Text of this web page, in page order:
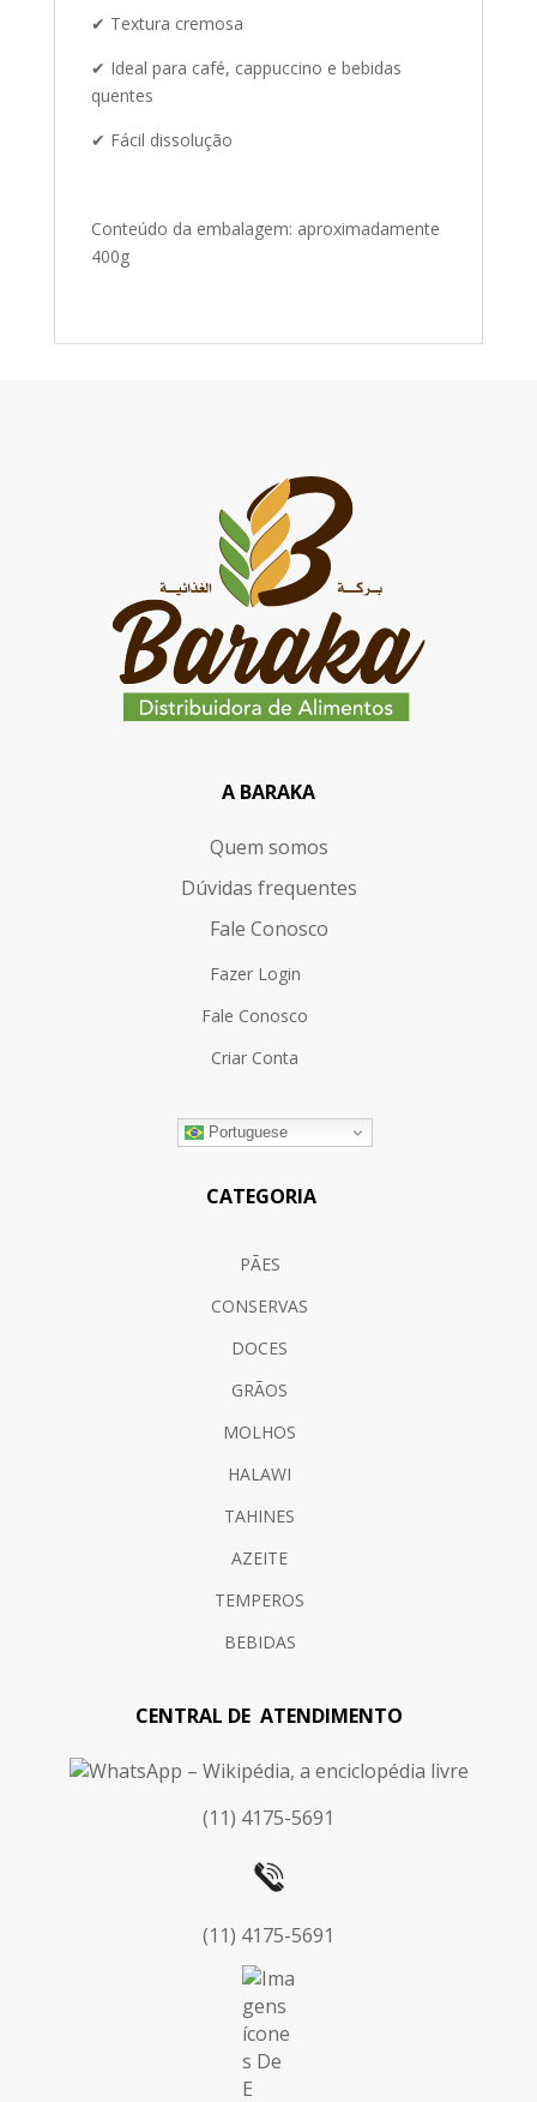
✔ Textura cremosa
✔ Ideal para café, cappuccino e bebidas
quentes
✔ Fácil dissolução
Conteúdo da embalagem: aproximadamente
400g
A BARAKA
Quem somos
Dúvidas frequentes
Fale Conosco
Fazer Login
Fale Conosco
Criar Conta
Portuguese
CATEGORIA
PÃES
CONSERVAS
DOCES
GRÃOS
MOLHOS
HALAWI
TAHINES
AZEITE
TEMPEROS
BEBIDAS
CENTRAL DE ATENDIMENTO
(11) 4175-5691
(11) 4175-5691